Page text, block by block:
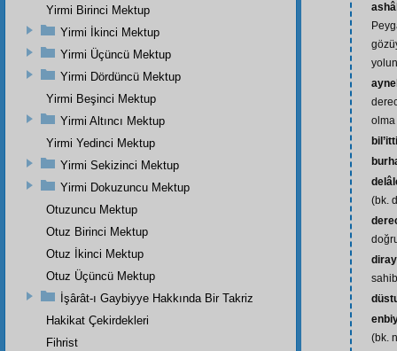
olma
(bk.
(bk.
Yirmi Birinci Mektup
Yirmi İkinci Mektup
Yirmi Üçüncü Mektup
Yirmi Dördüncü Mektup
Yirmi Beşinci Mektup
Yirmi Altıncı Mektup
Yirmi Yedinci Mektup
Yirmi Sekizinci Mektup
Yirmi Dokuzuncu Mektup
Otuzuncu Mektup
Otuz Birinci Mektup
Otuz İkinci Mektup
Otuz Üçüncü Mektup
İşârât-ı Gaybiyye Hakkında Bir Takriz
Hakikat Çekirdekleri
Fihrist